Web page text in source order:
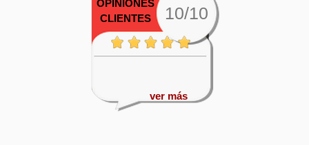
OPINIONES
CLIENTES
10/10
ver más